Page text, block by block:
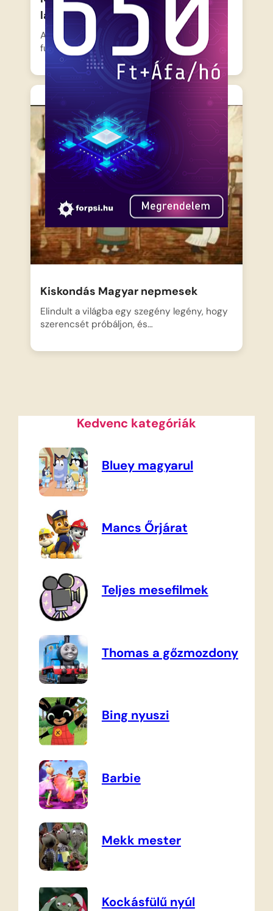
lánya
A király próbára teszi a bíró lányának eszét
furfangos feladványokkal….
Kiskondás Magyar nepmesek
Elindult a világba egy szegény legény, hogy
szerencsét próbáljon, és…
Kedvenc kategóriák
Bluey magyarul
Mancs Őrjárat
Teljes mesefilmek
Thomas a gőzmozdony
Bing nyuszi
Barbie
Mekk mester
Kockásfülű nyúl